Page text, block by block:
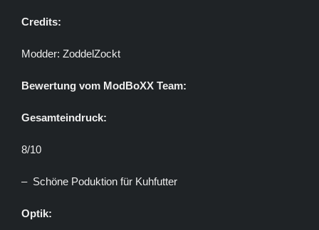
Credits:
Modder: ZoddelZockt
Bewertung vom ModBoXX Team:
Gesamteindruck:
8/10
– Schöne Poduktion für Kuhfutter
Optik: